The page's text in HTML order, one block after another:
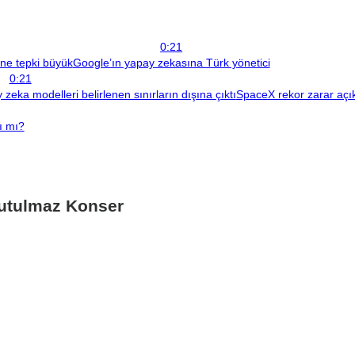
tepki büyük
0:21
Google’ın yapay zekasına Türk yönetici
0:21
modelleri belirlenen sınırların dışına çıktıSpaceX rekor zarar
mı?
Konser